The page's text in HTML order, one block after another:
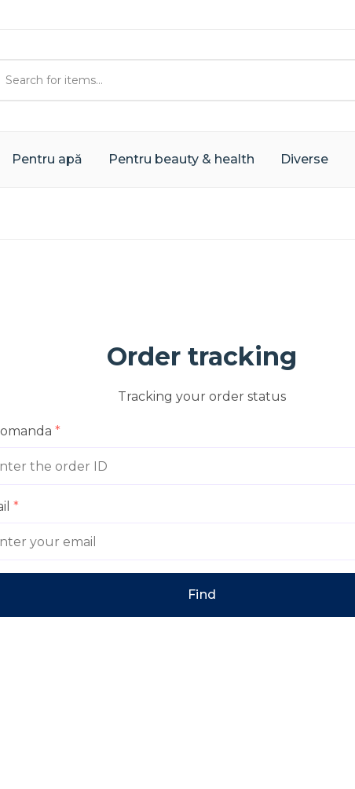
Pentru apă Pentru beauty & health Diverse
Order tracking
Tracking your order status
Find